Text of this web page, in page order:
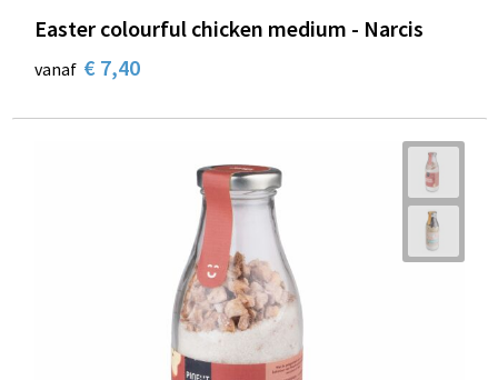
Easter colourful chicken medium - Narcis
vanaf € 7,40